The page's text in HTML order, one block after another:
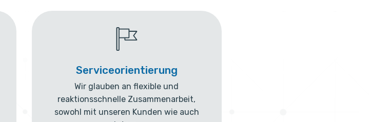
Serviceorientierung
Wir glauben an flexible und
reaktionsschnelle Zusammenarbeit,
sowohl mit unseren Kunden wie auch